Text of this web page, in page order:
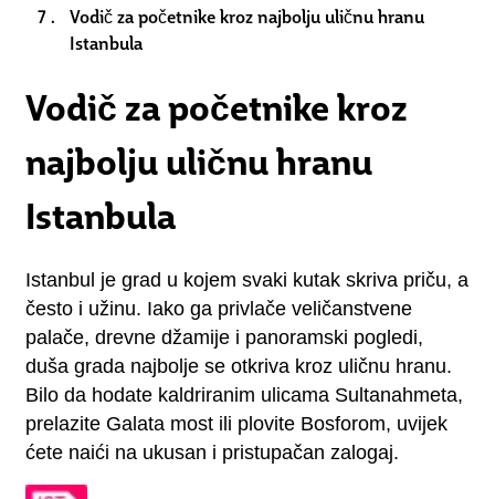
Vodič za početnike kroz najbolju uličnu hranu
Istanbula
Vodič za početnike kroz
najbolju uličnu hranu
Istanbula
Istanbul je grad u kojem svaki kutak skriva priču, a
često i užinu. Iako ga privlače veličanstvene
palače, drevne džamije i panoramski pogledi,
duša grada najbolje se otkriva kroz uličnu hranu.
Bilo da hodate kaldriranim ulicama Sultanahmeta,
prelazite Galata most ili plovite Bosforom, uvijek
ćete naići na ukusan i pristupačan zalogaj.